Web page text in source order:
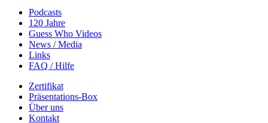
Podcasts
120 Jahre
Guess Who Videos
News / Media
Links
FAQ / Hilfe
Zertifikat
Präsentations-Box
Über uns
Kontakt